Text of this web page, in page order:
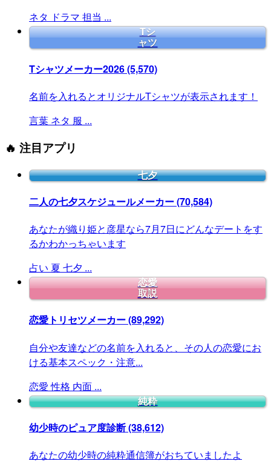
ネタ ドラマ 担当 ...
Tシ
ャツ
Tシャツメーカー2026(5,570)
名前を入れるとオリジナルTシャツが表示されます！
言葉 ネタ 服 ...
🔥 注目アプリ
七夕
二人の七夕スケジュールメーカー(70,584)
あなたが織り姫と彦星なら7月7日にどんなデートをす
るかわかっちゃいます
占い 夏 七夕 ...
恋愛
取説
恋愛トリセツメーカー(89,292)
自分や友達などの名前を入れると、その人の恋愛にお
ける基本スペック・注意...
恋愛 性格 内面 ...
純粋
幼少時のピュア度診断(38,612)
あなたの幼少時の純粋通信簿がおちていましたよ